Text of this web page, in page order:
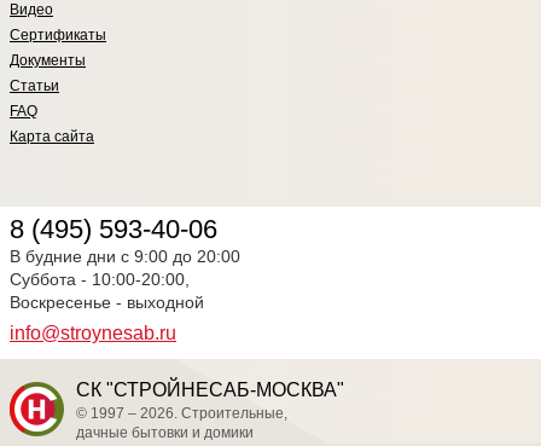
Видео
Сертификаты
Документы
Статьи
FAQ
Карта сайта
8 (495) 593-40-06
В будние дни с 9:00 до 20:00
Суббота - 10:00-20:00,
Воскресенье - выходной
info@stroynesab.ru
СК "СТРОЙНЕСАБ-МОСКВА"
© 1997 – 2026. Строительные,
дачные бытовки и домики